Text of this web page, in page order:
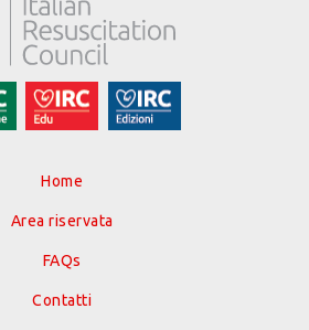
Home
Area riservata
FAQs
Contatti